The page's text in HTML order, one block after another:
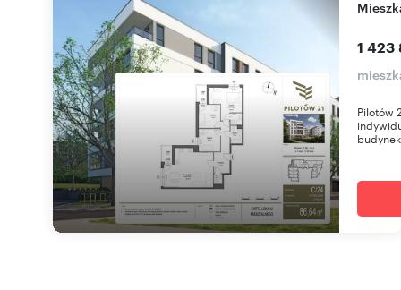
1 423
Pilotów